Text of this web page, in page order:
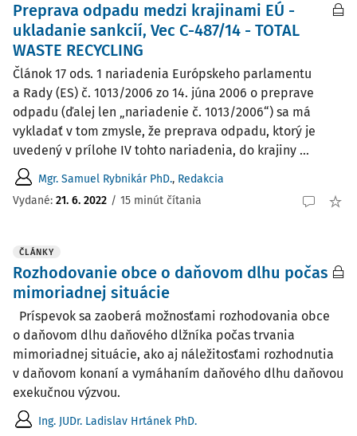
Preprava odpadu medzi krajinami EÚ -
ukladanie sankcií, Vec C-487/14 - TOTAL
WASTE RECYCLING
Článok 17 ods. 1 nariadenia Európskeho parlamentu
a Rady (ES) č. 1013/2006 zo 14. júna 2006 o preprave
odpadu (ďalej len „nariadenie č. 1013/2006“) sa má
vykladať v tom zmysle, že preprava odpadu, ktorý je
uvedený v prílohe IV tohto nariadenia, do krajiny ...
Mgr. Samuel Rybnikár PhD., Redakcia
Vydané: 21. 6. 2022 / 15 minút čítania
ČLÁNKY
Rozhodovanie obce o daňovom dlhu počas
mimoriadnej situácie
Príspevok sa zaoberá možnosťami rozhodovania obce
o daňovom dlhu daňového dlžníka počas trvania
mimoriadnej situácie, ako aj náležitosťami rozhodnutia
v daňovom konaní a vymáhaním daňového dlhu daňovou
exekučnou výzvou.
Ing. JUDr. Ladislav Hrtánek PhD.